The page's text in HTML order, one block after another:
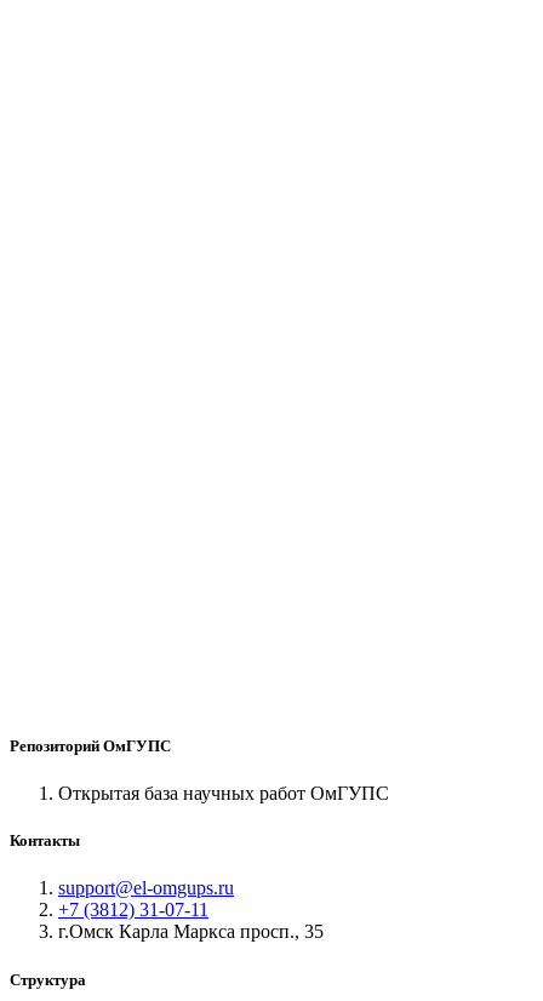
Репозиторий ОмГУПС
Открытая база научных работ ОмГУПС
Контакты
support@el-omgups.ru
+7 (3812) 31-07-11
г.Омск Карла Маркса просп., 35
Структура